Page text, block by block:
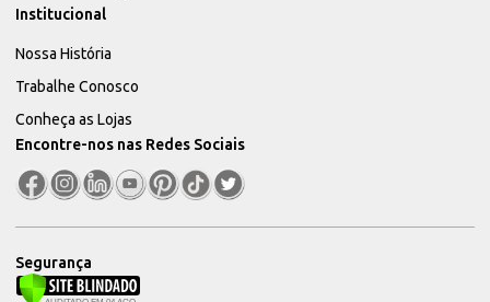
Institucional
Nossa História
Trabalhe Conosco
Conheça as Lojas
Encontre-nos nas Redes Sociais
Segurança